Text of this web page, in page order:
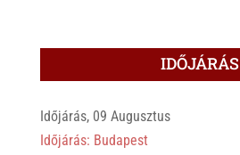
IDŐJÁRÁS
Időjárás, 09 Augusztus
Időjárás: Budapest